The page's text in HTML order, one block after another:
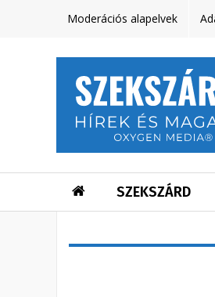
Moderációs alapelvek
SZEKSZÁRD